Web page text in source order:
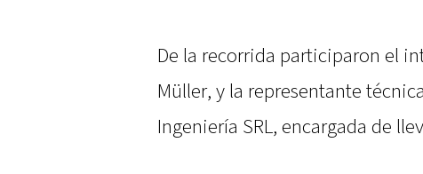
De la recorrida participaron el
Müller, y la representante
Ingeniería SRL, encargada de